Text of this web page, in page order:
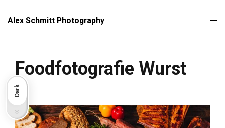
Alex Schmitt Photography
Foodfotografie Wurst
Light
Dark